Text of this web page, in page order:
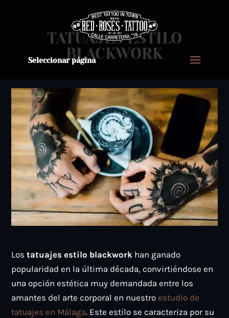
Seleccionar página
TATUAJES ESTILO
BLACKWORK
Lostatuajes estilo blackwork han ganado
popularidad en la última década, convirtiéndose en
una opción estética muy demandada entre los
amantes del arte corporal en nuestro estudio de
tatuajes en Málaga. Este estilo se caracteriza por su